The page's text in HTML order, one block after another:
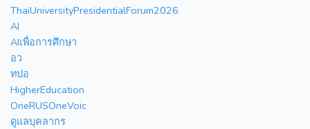
ThaiUniversityPresidentialForum2026
AI
AIเพื่อการศึกษา
อว
ทปอ
HigherEducation
OneRUSOneVoic
ดูแลบุคลากร